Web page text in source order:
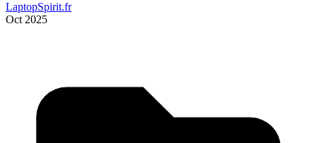
LaptopSpirit.fr
Oct 2025